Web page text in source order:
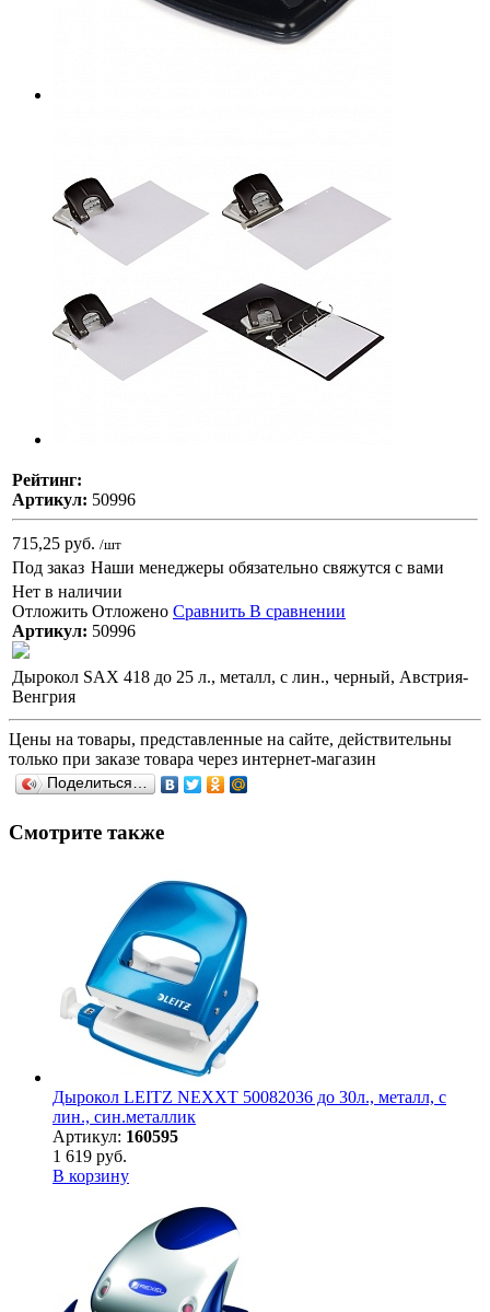
Рейтинг:
Артикул: 50996
715,25 руб. /шт
Под заказ Наши менеджеры обязательно свяжутся с вами
Нет в наличии
Отложить Отложено Сравнить В сравнении
Артикул: 50996
Дырокол SAX 418 до 25 л., металл, с лин., черный, Австрия-
Венгрия
Цены на товары, представленные на сайте, действительны
только при заказе товара через интернет-магазин
Поделиться…
Смотрите также
Дырокол LEITZ NEXXT 50082036 до 30л., металл, с
лин., син.металлик
Артикул: 160595
1 619 руб.
В корзину